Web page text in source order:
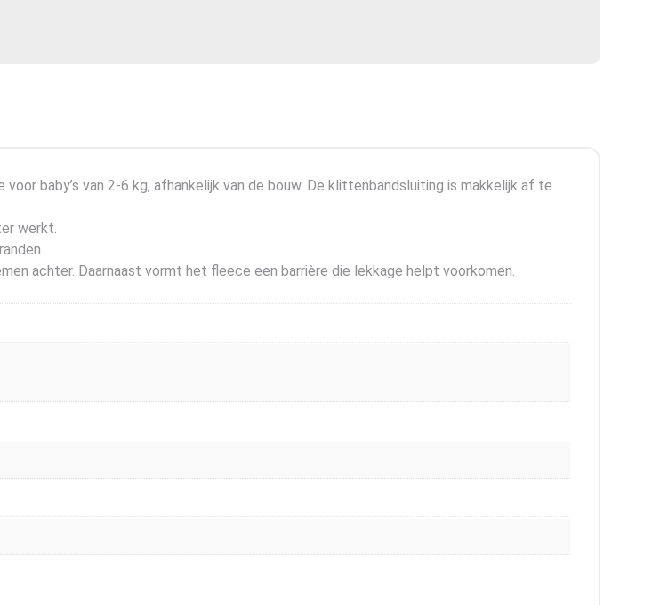
baby’s van 2-6 kg, afhankelijk van de bouw. De klittenbandsluiting is makkelijk af te
werkt.
achter. Daarnaast vormt het fleece een barrière die lekkage helpt voorkomen.